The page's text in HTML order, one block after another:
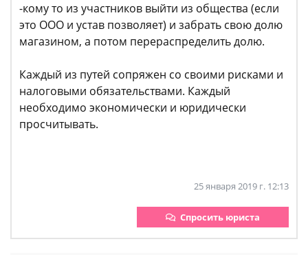
-кому то из участников выйти из общества (если
это ООО и устав позволяет) и забрать свою долю
магазином, а потом перераспределить долю.
Каждый из путей сопряжен со своими рисками и
налоговыми обязательствами. Каждый
необходимо экономически и юридически
просчитывать.
25 января 2019 г. 12:13
Спросить юриста